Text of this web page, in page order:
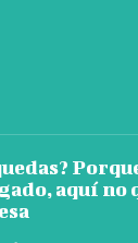
aquí no